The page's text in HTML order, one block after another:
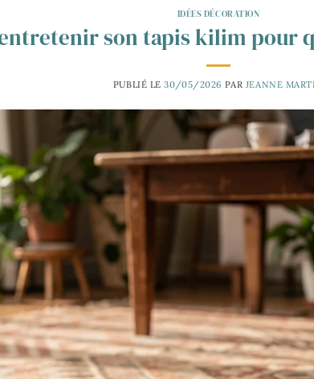
IDÉES DÉCORATION
son tapis kilim pour
PUBLIÉ LE30/05/2026 PAR JEANNE